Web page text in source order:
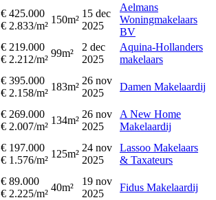
€ 425.000
€ 2.833/m²
150m²
15 dec
2025
Aelmans
Woningmakelaars
BV
€ 219.000
€ 2.212/m²
99m²
2 dec
2025
Aquina-Hollanders
makelaars
€ 395.000
€ 2.158/m²
183m²
26 nov
2025
Damen Makelaardij
€ 269.000
€ 2.007/m²
134m²
26 nov
2025
A New Home
Makelaardij
€ 197.000
€ 1.576/m²
125m²
24 nov
2025
Lassoo Makelaars
& Taxateurs
€ 89.000
€ 2.225/m²
40m²
19 nov
2025
Fidus Makelaardij